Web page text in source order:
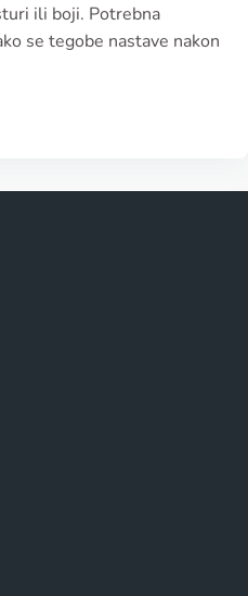
ili boji. Potrebna
se tegobe nastave nakon